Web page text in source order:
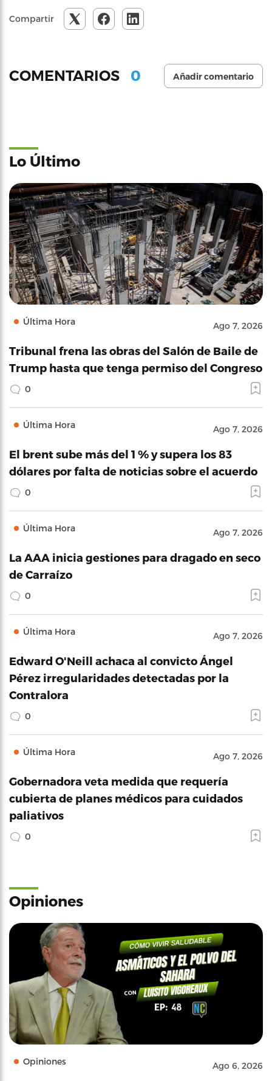
Compartir
COMENTARIOS 0 Añadir comentario
Lo Último
Última Hora Ago 7, 2026
Tribunal frena las obras del Salón de Baile de
Trump hasta que tenga permiso del Congreso
0
Última Hora Ago 7, 2026
El brent sube más del 1 % y supera los 83
dólares por falta de noticias sobre el acuerdo
0
Última Hora Ago 7, 2026
La AAA inicia gestiones para dragado en seco
de Carraízo
0
Última Hora Ago 7, 2026
Edward O'Neill achaca al convicto Ángel
Pérez irregularidades detectadas por la
Contralora
0
Última Hora Ago 7, 2026
Gobernadora veta medida que requería
cubierta de planes médicos para cuidados
paliativos
0
Opiniones
Opiniones Ago 6, 2026